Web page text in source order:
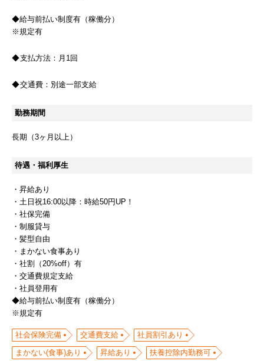
◆給与前払い制度有（稼働分）
※規定有
支払方法： 月1回
交通費： 別途一部支給
勤務期間
長期（3ヶ月以上）
待遇・福利厚生
・昇給あり
・土日祝16:00以降：時給50円UP！
・社保完備
・制服貸与
・髪型自由
・まかない食事あり
・社割（20%off）有
・交通費規定支給
・社員登用有
◆給与前払い制度有（稼働分）
※規定有
社会保険完備 交通費支給
社員割引あり
まかない(食事)あり
昇給あり
扶養控除内勤務可